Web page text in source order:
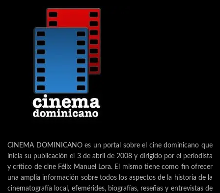
CINEMA DOMINICANO es un portal sobre el cine dominicano que
inicia su publicación el 3 de abril de 2008 y dirigido por el periodista
y crítico de cine Félix Manuel Lora. El mismo tiene como fin ofrecer
una amplia información sobre todos los aspectos de la historia de la
cinematografía local, efemérides, biografías, reseñas y entrevistas de